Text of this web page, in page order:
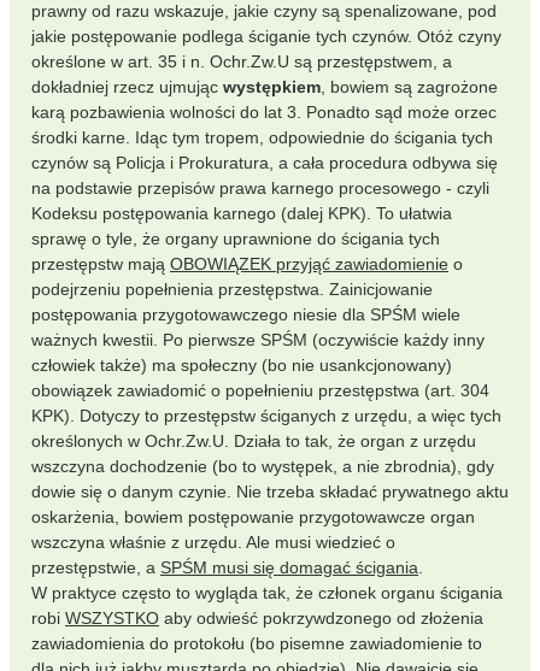
prawny od razu wskazuje, jakie czyny są spenalizowane, pod
jakie postępowanie podlega ściganie tych czynów. Otóż czyny
określone w art. 35 i n. Ochr.Zw.U są przestępstwem, a
dokładniej rzecz ujmując występkiem , bowiem są zagrożone
karą pozbawienia wolności do lat 3. Ponadto sąd może orzec
środki karne. Idąc tym tropem, odpowiednie do ścigania tych
czynów są Policja i Prokuratura, a cała procedura odbywa się
na podstawie przepisów prawa karnego procesowego - czyli
Kodeksu postępowania karnego (dalej KPK). To ułatwia
sprawę o tyle, że organy uprawnione do ścigania tych
przestępstw mają OBOWIĄZEK przyjąć zawiadomienie o
podejrzeniu popełnienia przestępstwa. Zainicjowanie
postępowania przygotowawczego niesie dla SPŚM wiele
ważnych kwestii. Po pierwsze SPŚM (oczywiście każdy inny
człowiek także) ma społeczny (bo nie usankcjonowany)
obowiązek zawiadomić o popełnieniu przestępstwa (art. 304
KPK). Dotyczy to przestępstw ściganych z urzędu, a więc tych
określonych w Ochr.Zw.U. Działa to tak, że organ z urzędu
wszczyna dochodzenie (bo to występek, a nie zbrodnia), gdy
dowie się o danym czynie. Nie trzeba składać prywatnego aktu
oskarżenia, bowiem postępowanie przygotowawcze organ
wszczyna właśnie z urzędu. Ale musi wiedzieć o
przestępstwie, a SPŚM musi się domagać ścigania
W praktyce często to wygląda tak, że członek organu ścigania
robi WSZYSTKO aby odwieść pokrzywdzonego od złożenia
zawiadomienia do protokołu (bo pisemne zawiadomienie to